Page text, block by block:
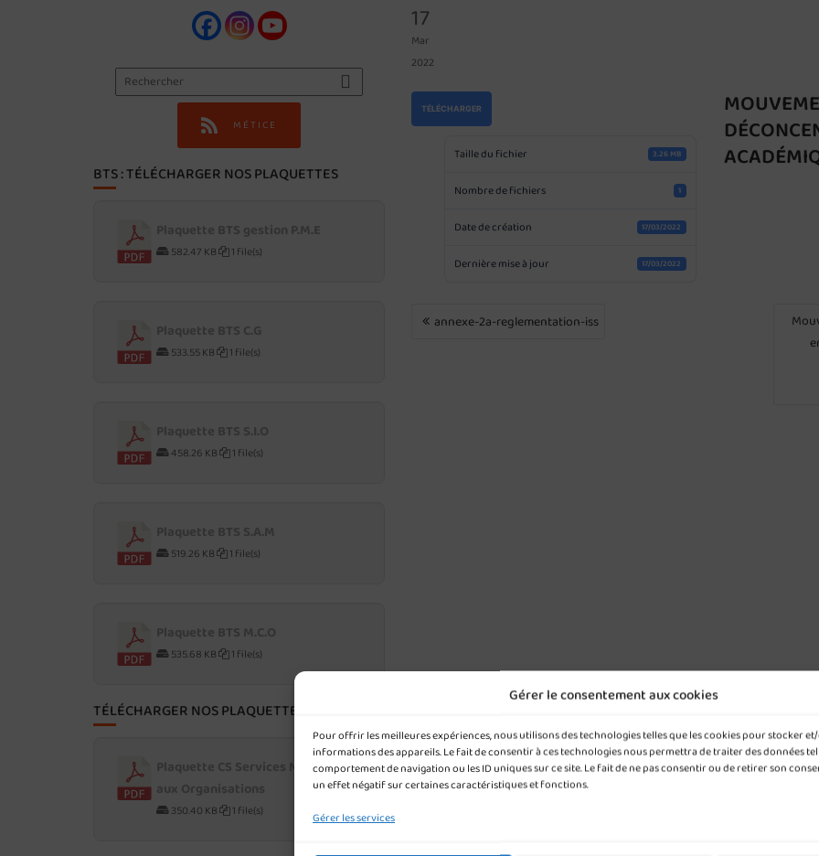
Gérer le consentement aux cookies
Pour offrir les meilleures expériences, nous utilisons des technologies telles que les cookies pour stocker
informations des appareils. Le fait de consentir à ces technologies nous permettra de traiter des données
comportement de navigation ou les ID uniques sur ce site. Le fait de ne pas consentir ou de retirer son
un effet négatif sur certaines caractéristiques et fonctions.
Gérer les services
17
Mar
2022
TÉLÉCHARGER
Taille du fichier 3.26 MB
Nombre de fichiers 1
Date de création 17/03/2022
Dernière mise à jour 17/03/2022
NAVIGATION
DE annexe-2a-reglementation-iss
MÉTICE
BTS : TÉLÉCHARGER NOS PLAQUETTES
582.47 KB 1 file(s)
533.55 KB 1 file(s)
458.26 KB 1 file(s)
519.26 KB 1 file(s)
535.68 KB 1 file(s)
TÉLÉCHARGER NOS PLAQUETTES POST-BAC
Plaquette CS Services Numériques
350.40 KB 1 file(s)